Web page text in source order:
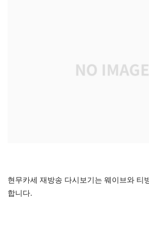
현무카세 재방송 다시보기는 웨이브와 티
합니다.